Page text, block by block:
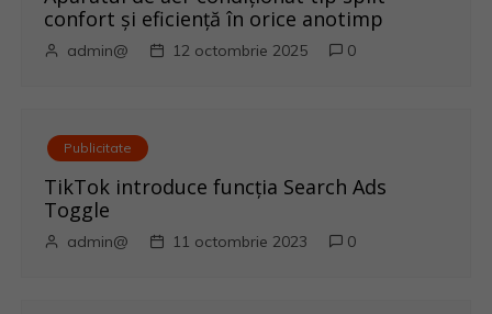
confort și eficiență în orice anotimp
admin@ 12 octombrie 2025 0
Publicitate
TikTok introduce funcția Search Ads
Toggle
admin@ 11 octombrie 2023 0